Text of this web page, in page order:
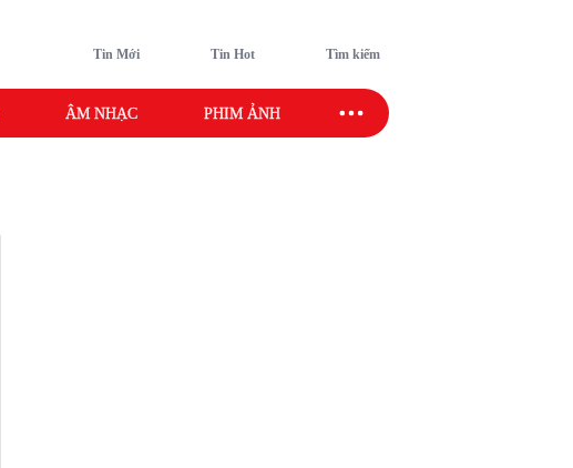
Tin Mới Tin Hot Tìm kiếm
ÂM NHẠC PHIM ẢNH SAO SPORT